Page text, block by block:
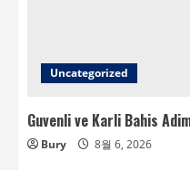
Uncategorized
Guvenli ve Karli Bahis
Bury 8월 6, 2026